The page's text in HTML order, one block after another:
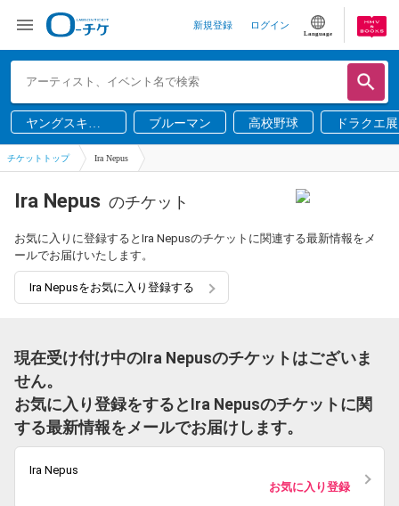
新規登録 ログイン
Language
ヤングスキニ
ー
ブルーマン 高校野球 ドラクエ展
チケットトップ Ira Nepus
Ira Nepus のチケット
お気に入りに登録するとIra Nepusのチケットに関連する最新情報をメ
ールでお届けいたします。
Ira Nepusをお気に入り登録する
現在受け付け中のIra Nepusのチケットはございま
せん。
お気に入り登録をするとIra Nepusのチケットに関
する最新情報をメールでお届けします。
Ira Nepus
お気に入り登録